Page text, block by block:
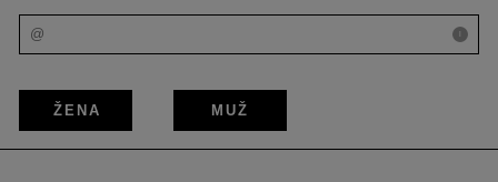
i
ŽENA MUŽ